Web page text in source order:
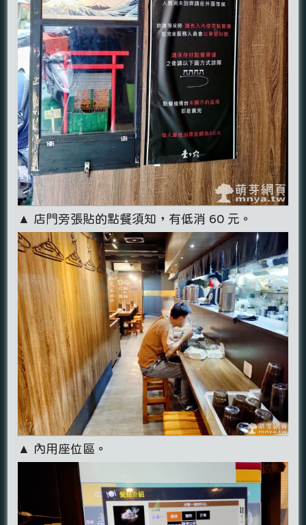
▲ 店門旁張貼的點餐須知，有低消 60 元。
▲ 內用座位區。